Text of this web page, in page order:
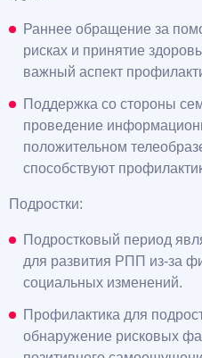
Раннее обращение за
рисках и принятие
важный аспект
Поддержка со стороны
проведение
положительном
способствуют
Подростки:
Подростковый период
для развития РПП из-за
социальных изменений.
Профилактика для
обнаружение рисковых